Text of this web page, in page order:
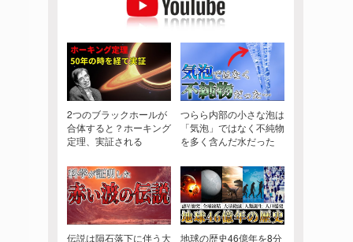
2つのブラックホールが
合体すると？ホーキング
定理、実証される
つらら内部の小さな泡は
「気泡」ではなく不純物
を多く含んだ水だった
伝説は隕石落下に伴う大
地球の歴史46億年を8分